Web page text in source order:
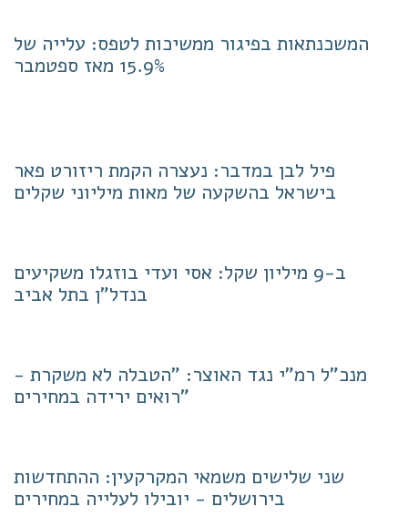
המשכנתאות בפיגור ממשיכות לטפס: עלייה של
15.9% מאז ספטמבר
פיל לבן במדבר: נעצרה הקמת ריזורט פאר
בישראל בהשקעה של מאות מיליוני שקלים
ב-9 מיליון שקל: אסי ועדי בוזגלו משקיעים
בנדל"ן בתל אביב
מנכ"ל רמ"י נגד האוצר: "הטבלה לא משקרת -
רואים ירידה במחירים"
שני שלישים משמאי המקרקעין: ההתחדשות
בירושלים - יובילו לעלייה במחירים